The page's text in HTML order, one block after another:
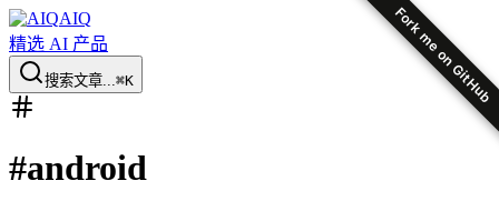
Fork me on GitHub
AIQ
精选 AI 产品
搜索文章...⌘K
#android